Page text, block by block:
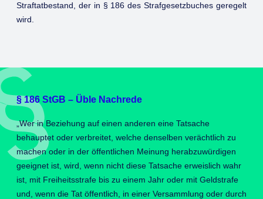
Straftatbestand, der in § 186 des Strafgesetzbuches geregelt
wird.
§ 186 StGB – Üble Nachrede
„Wer in Beziehung auf einen anderen eine Tatsache
behauptet oder verbreitet, welche denselben verächtlich zu
machen oder in der öffentlichen Meinung herabzuwürdigen
geeignet ist, wird, wenn nicht diese Tatsache erweislich wahr
ist, mit Freiheitsstrafe bis zu einem Jahr oder mit Geldstrafe
und, wenn die Tat öffentlich, in einer Versammlung oder durch